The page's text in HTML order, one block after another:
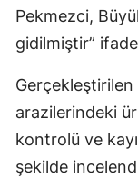
Pekmezci,
gidilmiştir”
Gerçekleştirilen
arazilerindeki
kontrolü ve
şekilde